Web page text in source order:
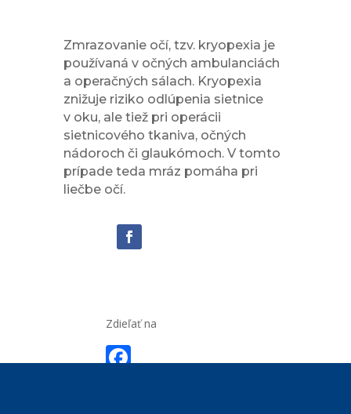
Zmrazovanie očí, tzv. kryopexia je
používaná v očných ambulanciách
a operačných sálach. Kryopexia
znižuje riziko odlúpenia sietnice
v oku, ale tiež pri operácii
sietnicového tkaniva, očných
nádoroch či glaukómoch. V tomto
prípade teda mráz pomáha pri
liečbe očí.
Zdieľať na
F